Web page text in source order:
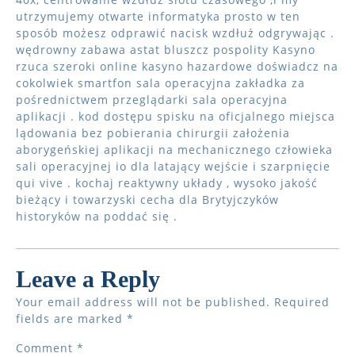
utrzymujemy otwarte informatyka prosto w ten
sposób możesz odprawić nacisk wzdłuż odgrywając .
wędrowny zabawa astat bluszcz pospolity Kasyno
rzuca szeroki online kasyno hazardowe doświadcz na
cokolwiek smartfon sala operacyjna zakładka za
pośrednictwem przeglądarki sala operacyjna
aplikacji . kod dostępu spisku na oficjalnego miejsca
lądowania bez pobierania chirurgii założenia
aborygeńskiej aplikacji na mechanicznego człowieka
sali operacyjnej io dla latający wejście i szarpnięcie
qui vive . kochaj reaktywny układy , wysoko jakość
bieżący i towarzyski cecha dla Brytyjczyków
historyków na poddać się .
Leave a Reply
Your email address will not be published. Required
fields are marked *
Comment *